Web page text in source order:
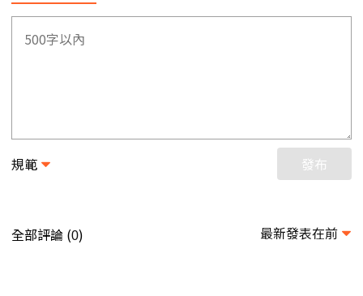
規範 發布
全部評論 (0) 最新發表在前